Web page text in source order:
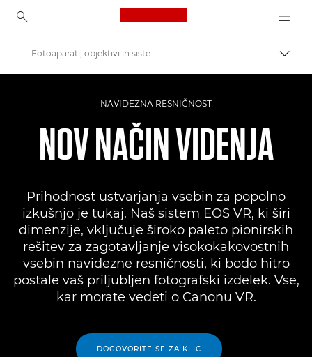
Canon Logo, back to
Fotoaparati, objektivi in sistemi Canon VR
NAVIDEZNA RESNIČNOST
NOV NAČIN VIDENJA
Prihodnost ustvarjanja vsebin za popolno
izkušnjo je tukaj. Naš sistem EOS VR, ki širi
dimenzije, vključuje široko paleto pionirskih
rešitev za zagotavljanje visokokakovostnih
vsebin navidezne resničnosti, ki bodo hitro
postale vaš priljubljen fotografski izdelek. Vse,
kar morate vedeti o Canonu VR.
DOGOVORITE SE ZA KLIC